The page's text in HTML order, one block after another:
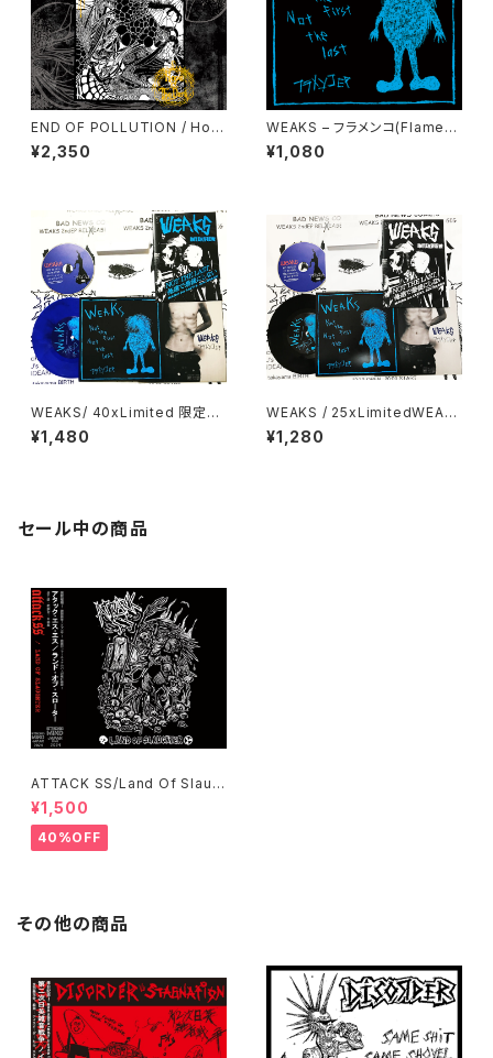
END OF POLLUTION / Hop
e From The Dark 12″
¥2,350
WEAKS – フラメンコ(Flamenc
o) 7″EP
¥1,080
WEAKS/ 40xLimited 限定40
セット 7"EP+CD+別ジャケット
＋ZINE
¥1,480
WEAKS / 25xLimitedWEAK
S / 7"EP+CD+別ジャケット＋Z
INE
¥1,280
セール中の商品
ATTACK SS/Land Of Slaug
hter CD
¥1,500
40%OFF
その他の商品